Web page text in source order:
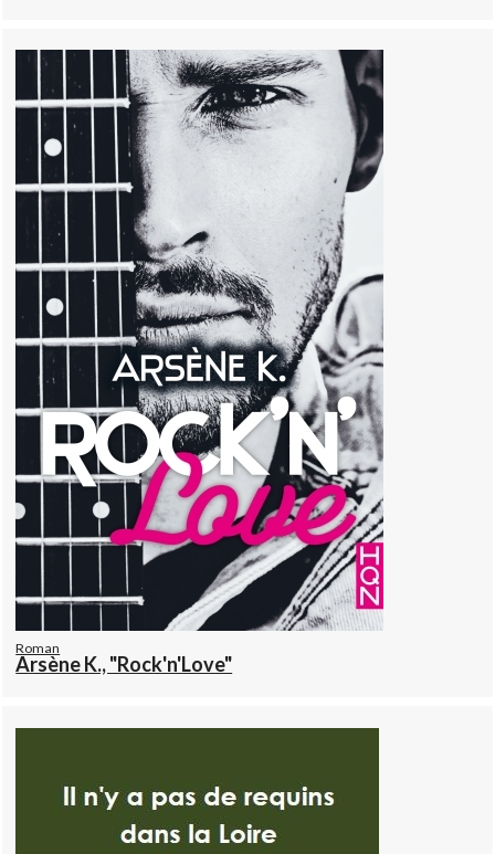
Roman
Arsène K., "Rock'n'Love"